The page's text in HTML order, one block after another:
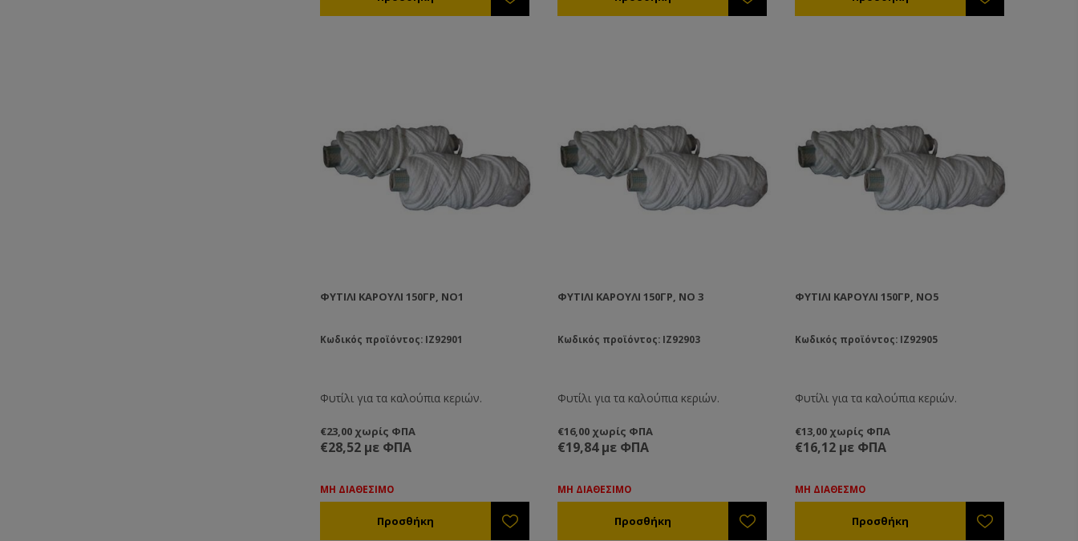
ΦΥΤΊΛΙ ΚΑΡΟΎΛΙ 150ΓΡ, ΝΟ1
Κωδικός προϊόντος: IZ92901
Φυτίλι για τα καλούπια κεριών.
€23,00 χωρίς ΦΠΑ
€28,52 με ΦΠΑ
ΜΗ ΔΙΑΘΕΣΙΜΟ
ΦΥΤΊΛΙ ΚΑΡΟΎΛΙ 150ΓΡ, ΝΟ 3
Κωδικός προϊόντος: IZ92903
Φυτίλι για τα καλούπια κεριών.
€16,00 χωρίς ΦΠΑ
€19,84 με ΦΠΑ
ΜΗ ΔΙΑΘΕΣΙΜΟ
ΦΥΤΊΛΙ ΚΑΡΟΎΛΙ 150ΓΡ, ΝΟ5
Κωδικός προϊόντος: IZ92905
Φυτίλι για τα καλούπια κεριών.
€13,00 χωρίς ΦΠΑ
€16,12 με ΦΠΑ
ΜΗ ΔΙΑΘΕΣΜΟ